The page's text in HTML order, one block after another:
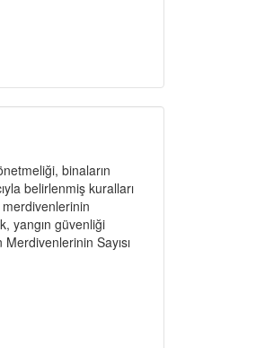
binaların
belirlenmiş kuralları
yangın güvenliği
Sayısı